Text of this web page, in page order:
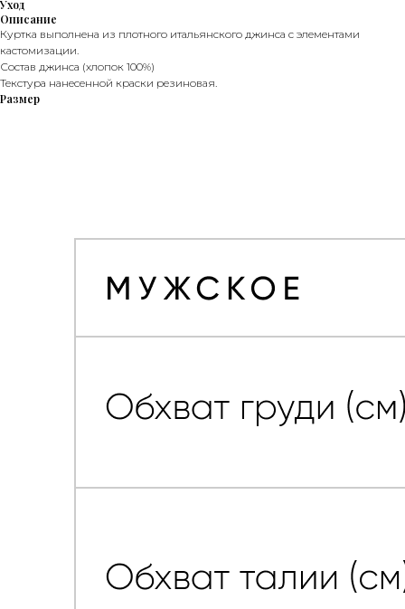
Уход
Описание
Куртка выполнена из плотного итальянского джинса с элементами
кастомизации.
Состав джинса (хлопок 100%)
Текстура нанесенной краски резиновая.
Размер